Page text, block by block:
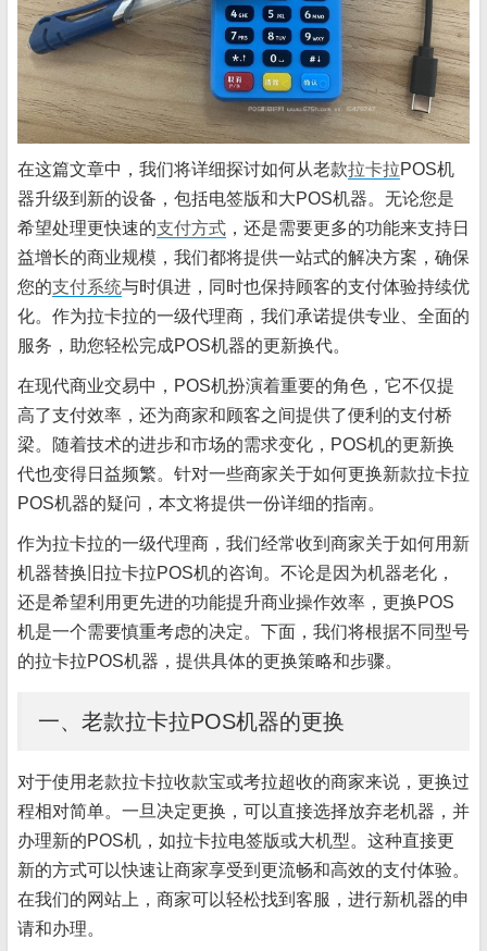
在这篇文章中，我们将详细探讨如何从老款拉卡拉POS机
器升级到新的设备，包括电签版和大POS机器。无论您是
希望处理更快速的支付方式 ，还是需要更多的功能来支持日
益增长的商业规模，我们都将提供一站式的解决方案，确保
您的支付系统与时俱进，同时也保持顾客的支付体验持续优
化。作为拉卡拉的一级代理商，我们承诺提供专业、全面的
服务，助您轻松完成POS机器的更新换代。
在现代商业交易中，POS机扮演着重要的角色，它不仅提
高了支付效率，还为商家和顾客之间提供了便利的支付桥
梁。随着技术的进步和市场的需求变化，POS机的更新换
代也变得日益频繁。针对一些商家关于如何更换新款拉卡拉
POS机器的疑问，本文将提供一份详细的指南。
作为拉卡拉的一级代理商，我们经常收到商家关于如何用新
机器替换旧拉卡拉POS机的咨询。不论是因为机器老化，
还是希望利用更先进的功能提升商业操作效率，更换POS
机是一个需要慎重考虑的决定。下面，我们将根据不同型号
的拉卡拉POS机器，提供具体的更换策略和步骤。
一、老款拉卡拉POS机器的更换
对于使用老款拉卡拉收款宝或考拉超收的商家来说，更换过
程相对简单。一旦决定更换，可以直接选择放弃老机器，并
办理新的POS机，如拉卡拉电签版或大机型。这种直接更
新的方式可以快速让商家享受到更流畅和高效的支付体验。
在我们的网站上，商家可以轻松找到客服，进行新机器的申
请和办理。